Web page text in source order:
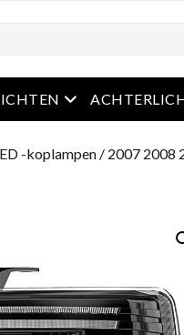
Open het menu
-koplampen / 2007 2008